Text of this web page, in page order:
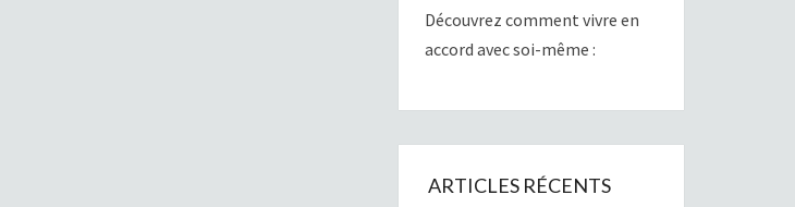
Découvrez comment vivre en
accord avec soi-même :
ARTICLES RÉCENTS